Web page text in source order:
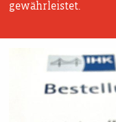
gewährleistet.